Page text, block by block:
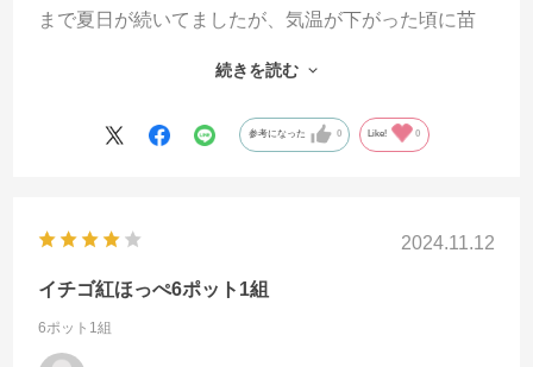
まで夏日が続いてましたが、気温が下がった頃に苗
れたプランターに植え付けました。来春、真っ赤な
イチゴが鈴なりになってくれるよう、大切に育てま
続きを読む
参考になった 0 Like! 0
2024.11.12
イチゴ紅ほっぺ6ポット1組
6ポット1組